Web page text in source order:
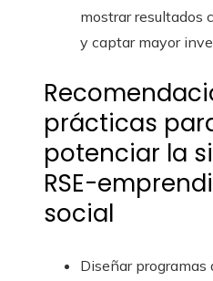
mostrar resultados
y captar mayor
prácticas
potenciar la
RSE-
social
Diseñar programas